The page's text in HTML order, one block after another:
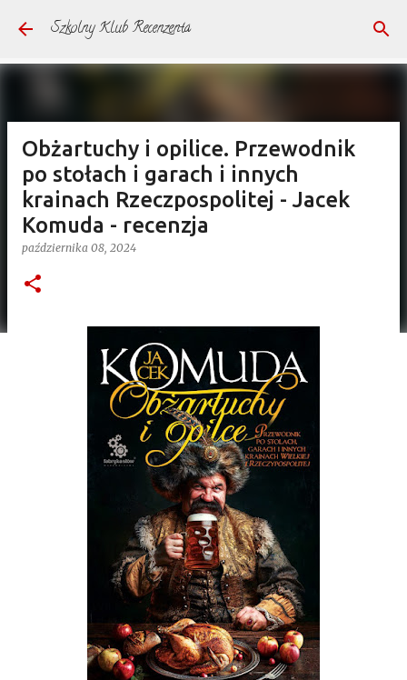
Przejdź do głównej zawartości
Szkolny Klub Recenzenta
Obżartuchy i opilice. Przewodnik
po stołach i garach i innych
krainach Rzeczpospolitej - Jacek
Komuda - recenzja
października 08, 2024